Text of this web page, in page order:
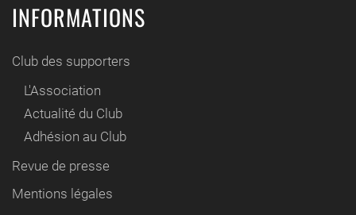
INFORMATIONS
Club des supporters
L'Association
Actualité du Club
Adhésion au Club
Revue de presse
Mentions légales